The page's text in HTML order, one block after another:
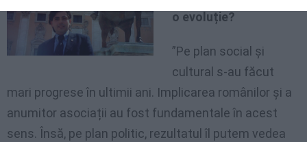
o evoluție?
”Pe plan social și
cultural s-au făcut
mari progrese în ultimii ani. Implicarea românilor și a
anumitor asociații au fost fundamentale în acest
sens. Însă, pe plan politic, rezultatul îl putem vedea